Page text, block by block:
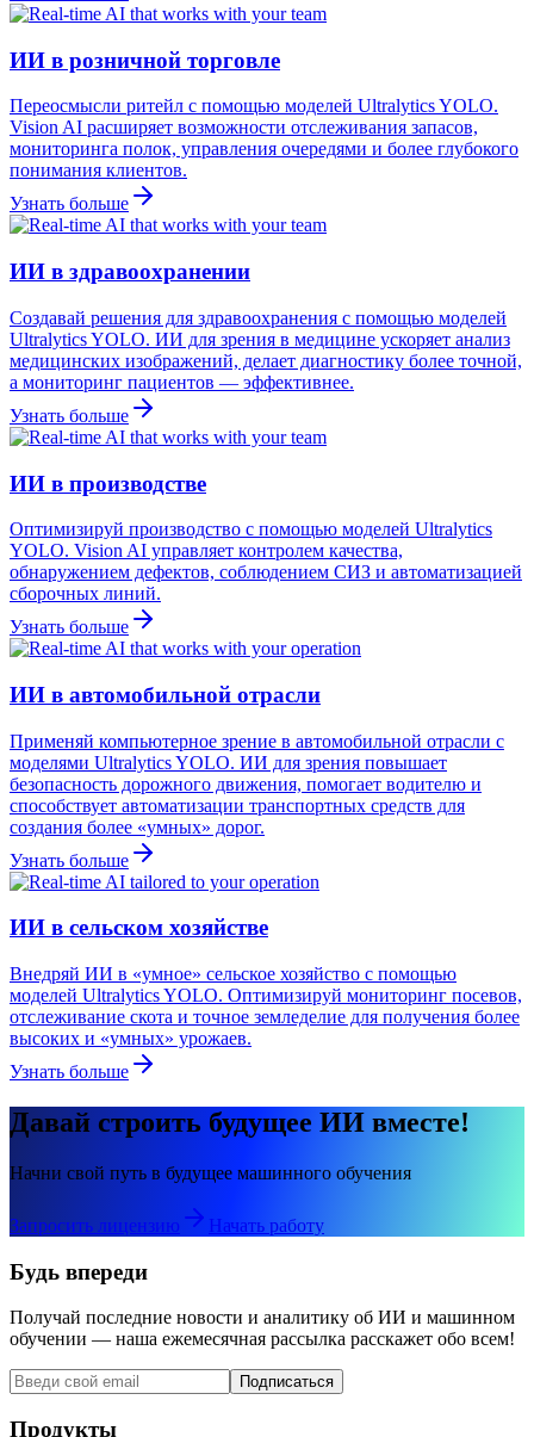
ИИ в розничной торговле
Переосмысли ритейл с помощью моделей Ultralytics YOLO.
Vision AI расширяет возможности отслеживания запасов,
мониторинга полок, управления очередями и более глубокого
понимания клиентов.
Узнать больше
ИИ в здравоохранении
Создавай решения для здравоохранения с помощью моделей
Ultralytics YOLO. ИИ для зрения в медицине ускоряет анализ
медицинских изображений, делает диагностику более точной,
а мониторинг пациентов — эффективнее.
Узнать больше
ИИ в производстве
Оптимизируй производство с помощью моделей Ultralytics
YOLO. Vision AI управляет контролем качества,
обнаружением дефектов, соблюдением СИЗ и автоматизацией
сборочных линий.
Узнать больше
ИИ в автомобильной отрасли
Применяй компьютерное зрение в автомобильной отрасли с
моделями Ultralytics YOLO. ИИ для зрения повышает
безопасность дорожного движения, помогает водителю и
способствует автоматизации транспортных средств для
создания более «умных» дорог.
Узнать больше
ИИ в сельском хозяйстве
Внедряй ИИ в «умное» сельское хозяйство с помощью
моделей Ultralytics YOLO. Оптимизируй мониторинг посевов,
отслеживание скота и точное земледелие для получения более
высоких и «умных» урожаев.
Узнать больше
Давай строить будущее ИИ вместе!
Начни свой путь в будущее машинного обучения
Запросить лицензию Начать работу
Будь впереди
Получай последние новости и аналитику об ИИ и машинном
обучении — наша ежемесячная рассылка расскажет обо всем!
Подписаться
Продукты